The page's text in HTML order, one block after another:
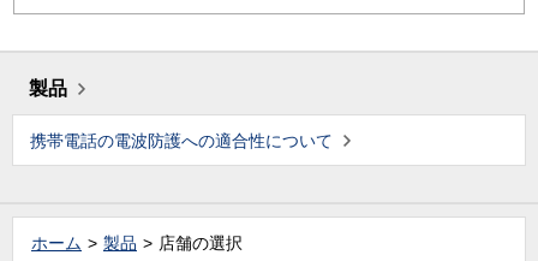
製品
携帯電話の電波防護への適合性について
ホーム 製品 店舗の選択